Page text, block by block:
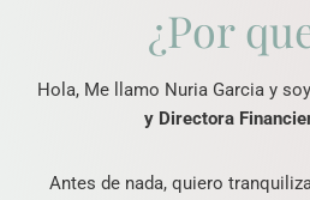
¿Por
Hola, Me llamo Nuria Garcia y soy
y Directora
Antes de nada, quiero